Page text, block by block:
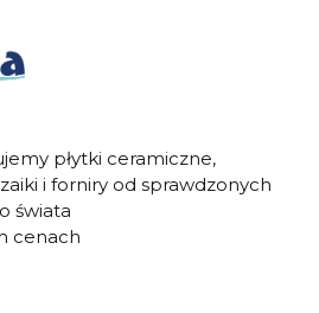
płytki ceramiczne,
i forniry od sprawdzonych
świata
cenach